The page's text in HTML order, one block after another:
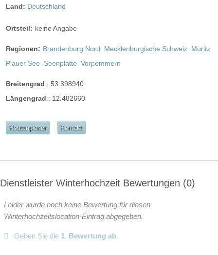
Land: Deutschland
Ortsteil: keine Angabe
Regionen: Brandenburg Nord Mecklenburgische Schweiz Müritz
Plauer See
Seenplatte Vorpommern
Breitengrad : 53.398940
Längengrad : 12.482660
Routenplaner Kontakt
Dienstleister Winterhochzeit Bewertungen 0
Leider wurde noch keine Bewertung für diesen
Winterhochzeitslocation-Eintrag abgegeben.
Geben Sie die 1. Bewertung ab.